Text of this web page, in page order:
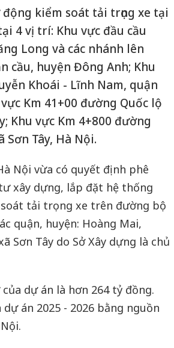
kiểm soát tải trọng xe tại
4 vị trí: Khu vực đầu cầu
Long và các nhánh lên
cầu, huyện Đông Anh; Khu
Khoái - Lĩnh Nam, quận
Km 41+00 đường Quốc lộ
Khu vực Km 4+800 đường
Sơn Tây, Hà Nội.
Nội vừa có quyết định phê
xây dựng, lắp đặt hệ thống
tải trọng xe trên đường bộ
quận, huyện: Hoàng Mai,
Sơn Tây do Sở Xây dựng là chủ
dự án là hơn 264 tỷ đồng.
án 2025 - 2026 bằng nguồn